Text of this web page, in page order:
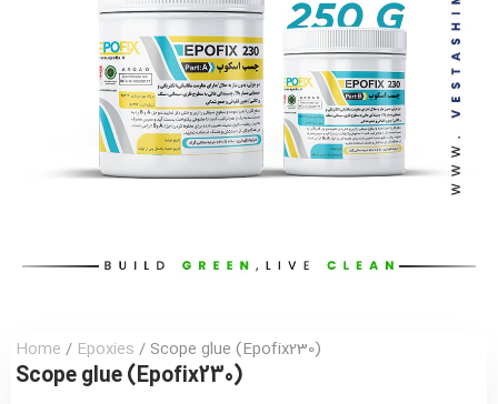
Home / Epoxies / Scope glue (Epofix230)
Scope glue (Epofix230)